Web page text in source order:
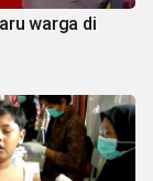
warga di